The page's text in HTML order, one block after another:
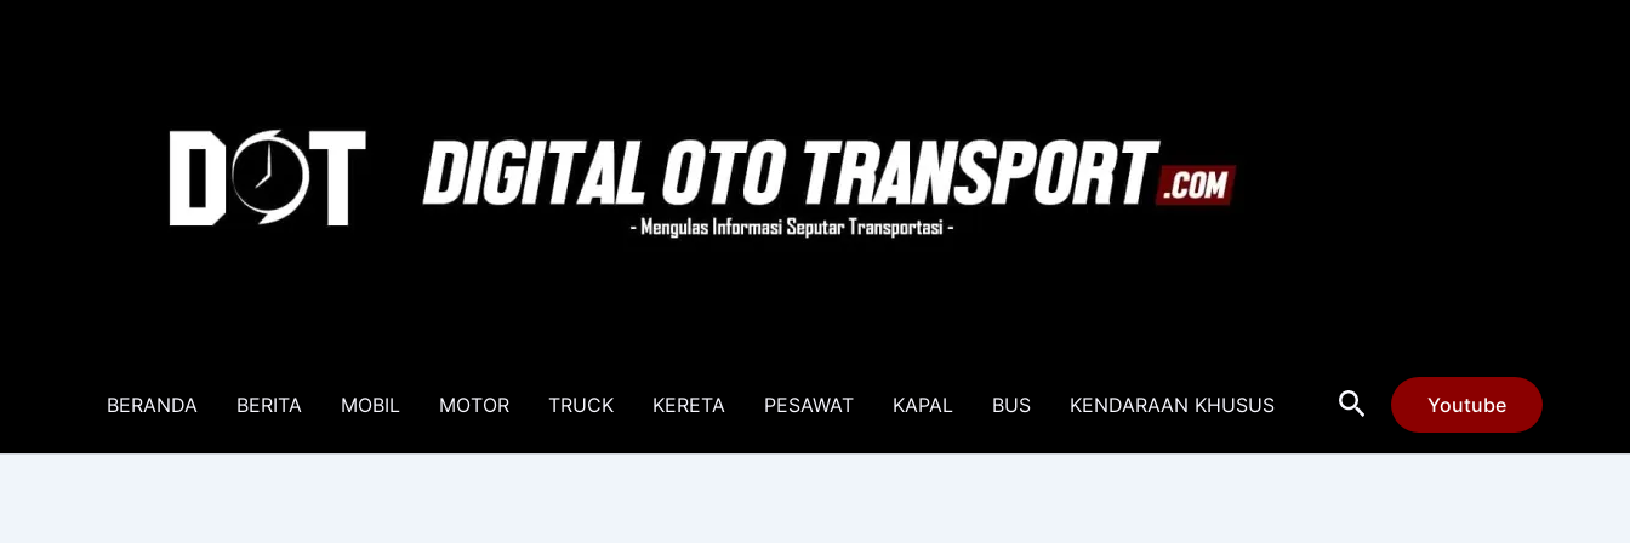
BERANDA BERITA MOBIL MOTOR TRUCK KERETA PESAWAT KAPAL BUS KENDARAAN KHUSUS Cari Youtube